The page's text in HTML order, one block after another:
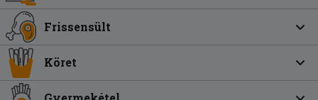
Frissensült
Köret